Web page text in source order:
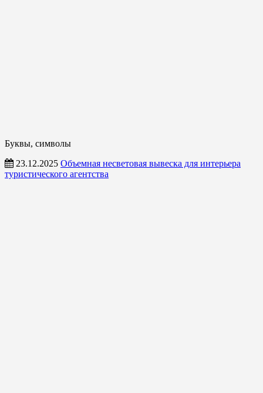
Буквы, символы
23.12.2025 Объемная несветовая вывеска для интерьера
туристического агентства